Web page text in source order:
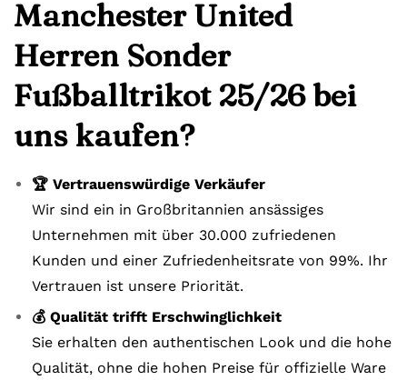
Manchester United
Herren Sonder
Fußballtrikot 25/26 bei
uns kaufen?
🏆 Vertrauenswürdige Verkäufer
Wir sind ein in Großbritannien ansässiges
Unternehmen mit über 30.000 zufriedenen
Kunden und einer Zufriedenheitsrate von 99%. Ihr
Vertrauen ist unsere Priorität.
💰 Qualität trifft Erschwinglichkeit
Sie erhalten den authentischen Look und die hohe
Qualität, ohne die hohen Preise für offizielle Ware